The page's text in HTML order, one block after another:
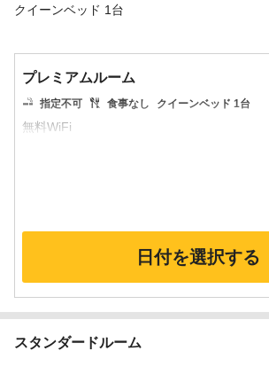
クイーンベッド 1台
プレミアムルーム
指定不可 食事なし クイーンベッド 1台
日付を選択する
スタンダードルーム